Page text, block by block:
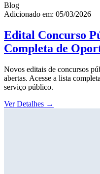
Blog
Adicionado em: 05/03/2026
Edital Concurso
Completa de
Novos editais de concursos
abertas. Acesse a lista
serviço público.
Ver Detalhes →